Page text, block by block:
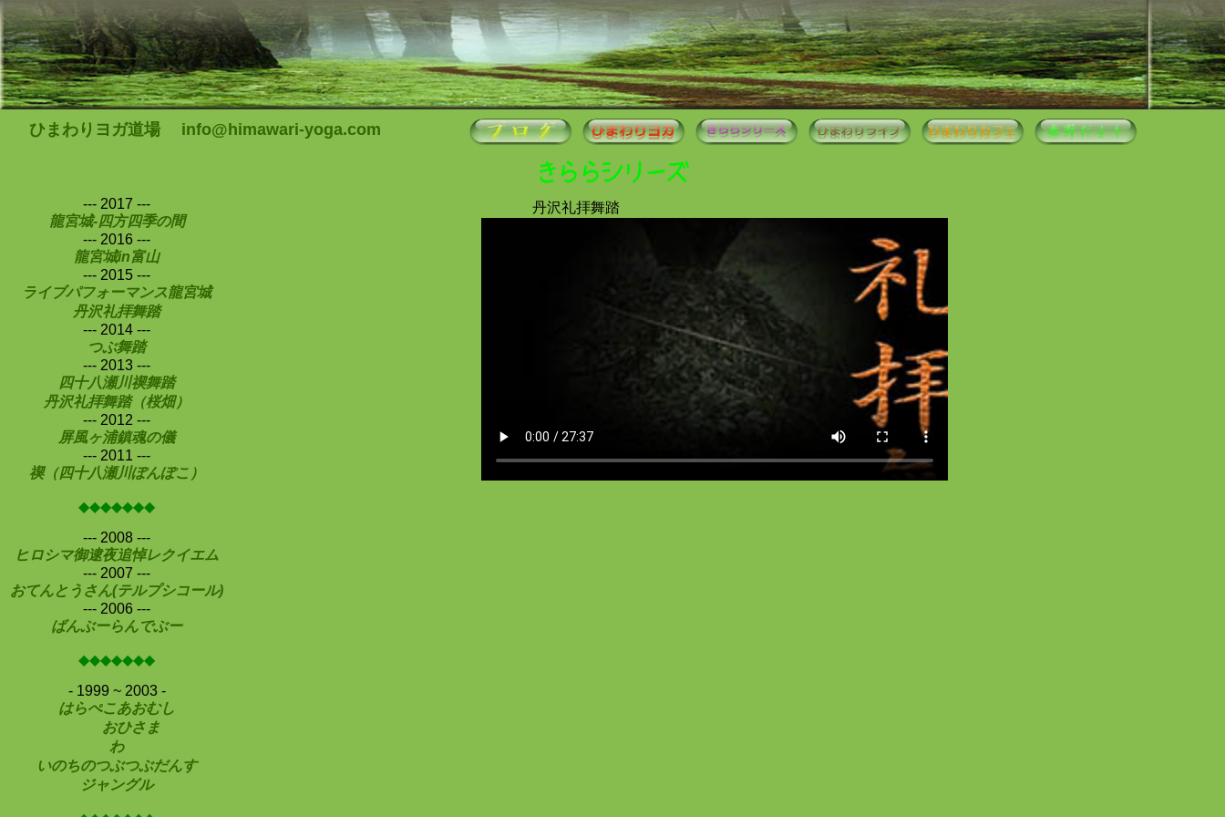
ひまわりヨガ道場 info@himawari-yoga.com
きららシリーズ
--- 2017 ---
龍宮城-四方四季の間
--- 2016 ---
龍宮城in富山
--- 2015 ---
ライブパフォーマンス龍宮城
丹沢礼拝舞踏
--- 2014 ---
つぶ舞踏
--- 2013 ---
四十八瀬川禊舞踏
丹沢礼拝舞踏（桜畑）
--- 2012 ---
屏風ヶ浦鎮魂の儀
--- 2011 ---
禊（四十八瀬川ぽんぽこ）
◆◆◆◆◆◆◆
--- 2008 ---
ヒロシマ御逮夜追悼レクイエム
--- 2007 ---
おてんとうさん(テルプシコール)
--- 2006 ---
ばんぶーらんでぶー
◆◆◆◆◆◆◆
- 1999 ~ 2003 -
はらぺこあおむし
おひさま
わ
いのちのつぶつぶだんす
ジャングル
丹沢礼拝舞踏